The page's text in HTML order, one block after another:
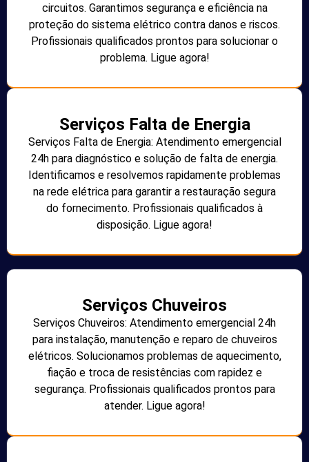
circuitos. Garantimos segurança e eficiência na
proteção do sistema elétrico contra danos e riscos.
Profissionais qualificados prontos para solucionar o
problema. Ligue agora!
Serviços Falta de Energia
Serviços Falta de Energia: Atendimento emergencial
24h para diagnóstico e solução de falta de energia.
Identificamos e resolvemos rapidamente problemas
na rede elétrica para garantir a restauração segura
do fornecimento. Profissionais qualificados à
disposição. Ligue agora!
Serviços Chuveiros
Serviços Chuveiros: Atendimento emergencial 24h
para instalação, manutenção e reparo de chuveiros
elétricos. Solucionamos problemas de aquecimento,
fiação e troca de resistências com rapidez e
segurança. Profissionais qualificados prontos para
atender. Ligue agora!